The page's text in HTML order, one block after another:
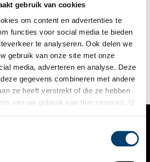
gebruik van cookies
om content en advertenties te
functies voor social media te bieden
te analyseren. Ook delen we
gebruik van onze site met onze
media, adverteren en analyse. Deze
gegevens combineren met andere
ze heeft verstrekt of die ze hebben
van uw gebruik van hun services. U
opnieuw richting geven aan hoe we
mee door het landschap van toen en
de tuinstad van morgen.